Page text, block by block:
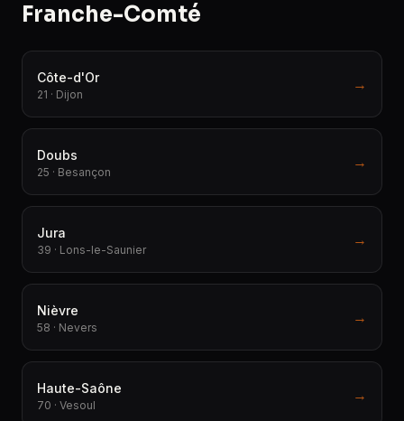
Franche-Comté
Côte-d'Or
21 · Dijon
→
Doubs
25 · Besançon
→
Jura
39 · Lons-le-Saunier
→
Nièvre
58 · Nevers
→
Haute-Saône
70 · Vesoul
→